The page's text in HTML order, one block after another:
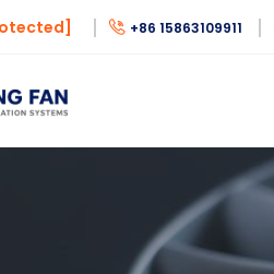
+86 15863109911